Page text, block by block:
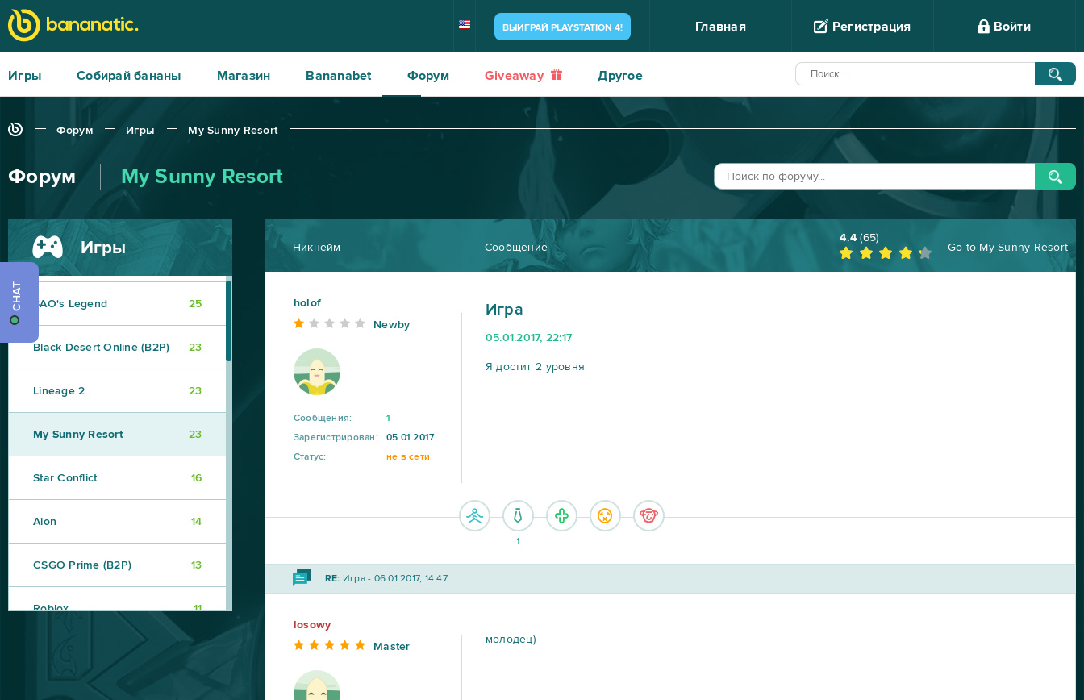
ВЫИГРАЙ PLAYSTATION 4! Главная Регистрация Войти
Игры Собирай бананы Магазин Bananabet Форум Giveaway Другое
Форум Игры My Sunny Resort
Форум My Sunny Resort
Никнейм Сообщение
4.4 (65)
Go to My Sunny Resort
holof
Newby
Сообщения:
1
Зарегистрирован:
05.01.2017
Статус:
не в сети
Игра
05.01.2017, 22:17
Я достиг 2 уровня
1
RE: Игра - 06.01.2017, 14:47
losowy
Master
молодец)
Игры
World of Tanks
War Thunder 91
World of Warships 56
Big Farm 41
Heroes at War
SAO's Legend 25
Black Desert Online (B2P) 23
Lineage 2 23
My Sunny Resort 23
Star Conflict 16
Aion 14
CSGO Prime (B2P) 13
Roblox 11
CHAT